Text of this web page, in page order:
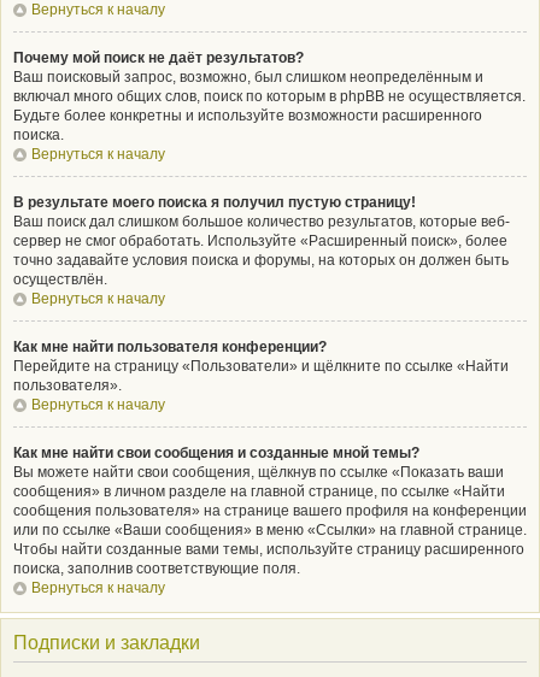
Вернуться к началу
Почему мой поиск не даёт результатов?
Ваш поисковый запрос, возможно, был слишком неопределённым и
включал много общих слов, поиск по которым в phpBB не осуществляется.
Будьте более конкретны и используйте возможности расширенного
поиска.
Вернуться к началу
В результате моего поиска я получил пустую страницу!
Ваш поиск дал слишком большое количество результатов, которые веб-
сервер не смог обработать. Используйте «Расширенный поиск», более
точно задавайте условия поиска и форумы, на которых он должен быть
осуществлён.
Вернуться к началу
Как мне найти пользователя конференции?
Перейдите на страницу «Пользователи» и щёлкните по ссылке «Найти
пользователя».
Вернуться к началу
Как мне найти свои сообщения и созданные мной темы?
Вы можете найти свои сообщения, щёлкнув по ссылке «Показать ваши
сообщения» в личном разделе на главной странице, по ссылке «Найти
сообщения пользователя» на странице вашего профиля на конференции
или по ссылке «Ваши сообщения» в меню «Ссылки» на главной странице.
Чтобы найти созданные вами темы, используйте страницу расширенного
поиска, заполнив соответствующие поля.
Вернуться к началу
Подписки и закладки